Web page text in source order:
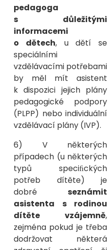
pedagoga
s důležitými
informacemi
o dětech, u dětí se
speciálními
vzdělávacími potřebami
by měl mít asistent
k dispozici jejich plány
pedagogické podpory
(PLPP) nebo individuální
vzdělávací plány (IVP).
6) V některých
případech (u některých
typů speciﬁckých
potřeb dítěte) je
dobré seznámit
asistenta s rodinou
dítěte vzájemně,
zejména pokud je třeba
dodržovat některá